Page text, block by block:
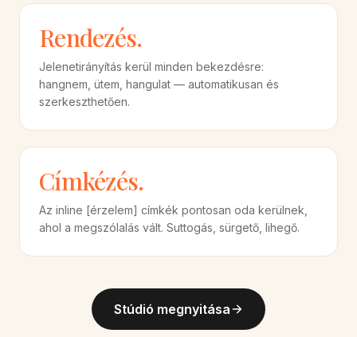
Rendezés.
Jelenetirányítás kerül minden bekezdésre:
hangnem, ütem, hangulat — automatikusan és
szerkeszthetően.
Címkézés.
Az inline [érzelem] címkék pontosan oda kerülnek,
ahol a megszólalás vált. Suttogás, sürgető, lihegő.
Stúdió megnyitása